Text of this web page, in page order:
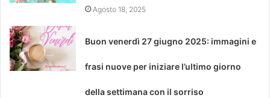
Agosto 18, 2025
Buon venerdì 27 giugno 2025: immagini e
frasi nuove per iniziare l’ultimo giorno
della settimana con il sorriso